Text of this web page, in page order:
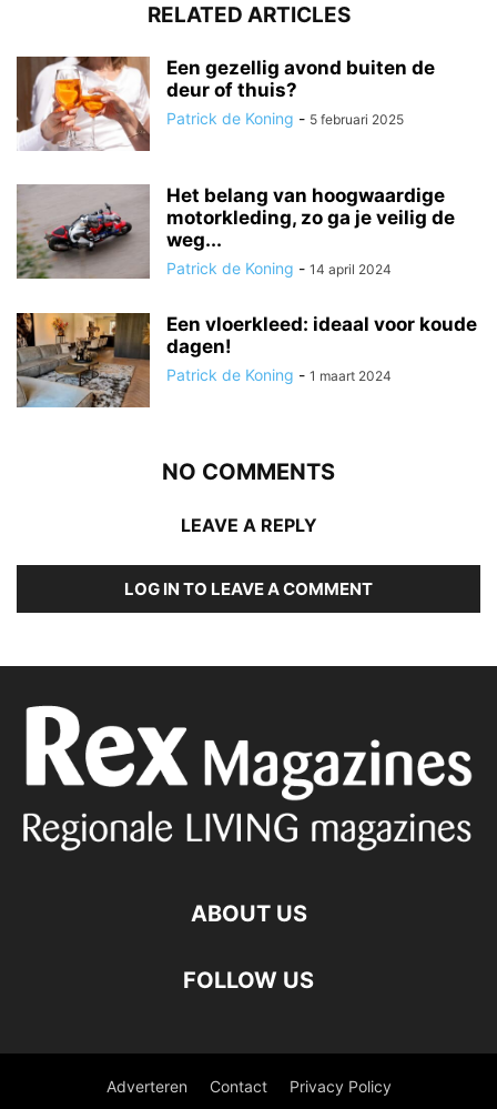
RELATED ARTICLES
Een gezellig avond buiten de
deur of thuis?
Patrick de Koning - 5 februari 2025
Het belang van hoogwaardige
motorkleding, zo ga je veilig de
weg...
Patrick de Koning - 14 april 2024
Een vloerkleed: ideaal voor koude
dagen!
Patrick de Koning - 1 maart 2024
NO COMMENTS
LEAVE A REPLY
LOG IN TO LEAVE A COMMENT
ABOUT US
FOLLOW US
Adverteren Contact Privacy Policy